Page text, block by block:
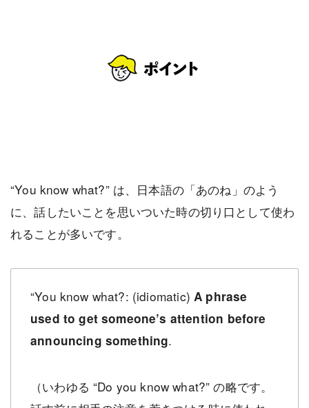
“You know what?” は、日本語の「あのね」のよう
に、話したいことを思いついた時の切り口として使わ
れることが多いです。
“You know what?: (idiomatic)A phrase
used to get someone’s attention before
announcing something.
（いわゆる “Do you know what?” の略です。